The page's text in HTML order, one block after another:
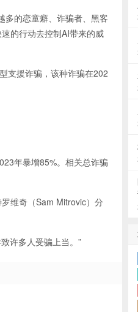
多的恋童癖、诈骗者、黑客
的行动去控制AI带来的威
支援诈骗，该种诈骗在202
年暴增85%。相关总诈骗
维奇（Sam Mitrovic）分
许多人受骗上当。”